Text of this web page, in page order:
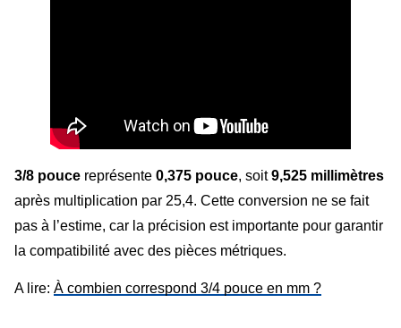
3/8 pouce représente 0,375 pouce, soit9,525 millimètres
après multiplication par 25,4. Cette conversion ne se fait
pas à l’estime, car la précision est importante pour garantir
la compatibilité avec des pièces métriques.
A lire: À combien correspond 3/4 pouce en mm ?